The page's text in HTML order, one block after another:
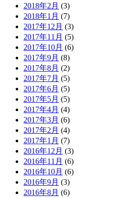
2018年2月 (3)
2018年1月 (7)
2017年12月 (3)
2017年11月 (5)
2017年10月 (6)
2017年9月 (8)
2017年8月 (2)
2017年7月 (5)
2017年6月 (5)
2017年5月 (5)
2017年4月 (4)
2017年3月 (6)
2017年2月 (4)
2017年1月 (7)
2016年12月 (3)
2016年11月 (6)
2016年10月 (6)
2016年9月 (3)
2016年8月 (6)